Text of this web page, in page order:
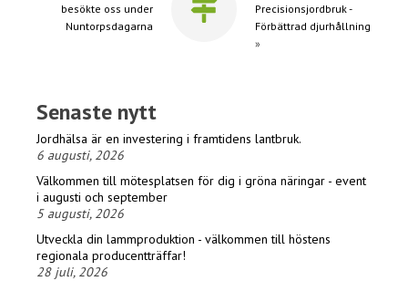
besökte oss under
Nuntorpsdagarna
Precisionsjordbruk -
Förbättrad djurhållning
»
Senaste nytt
Jordhälsa är en investering i framtidens lantbruk.
6 augusti, 2026
Välkommen till mötesplatsen för dig i gröna näringar - event
i augusti och september
5 augusti, 2026
Utveckla din lammproduktion - välkommen till höstens
regionala producentträffar!
28 juli, 2026